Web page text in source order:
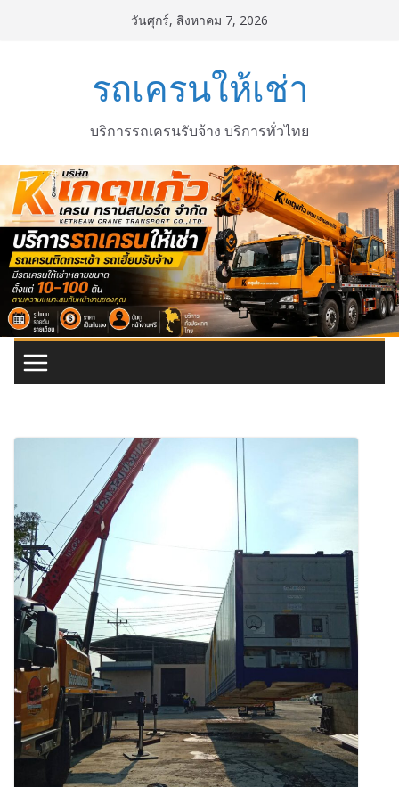
วันศุกร์, สิงหาคม 7, 2026
รถเครนให้เช่า
บริการรถเครนรับจ้าง บริการทั่วไทย